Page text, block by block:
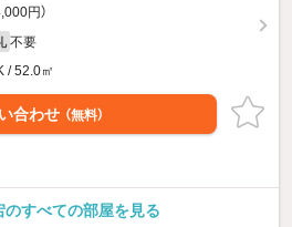
円）
不要
/ 52.0㎡
合わせ （無料）
のすべての部屋を見る